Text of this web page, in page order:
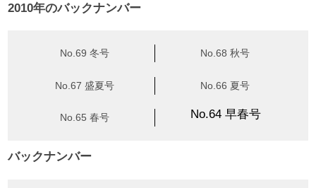
2010年のバックナンバー
No.69 冬号 No.68 秋号
No.67 盛夏号 No.66 夏号
No.65 春号 No.64 早春号
バックナンバー